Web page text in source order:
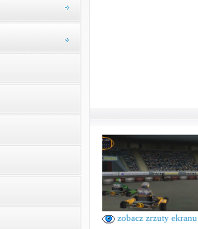
zobacz zrzuty ekranu